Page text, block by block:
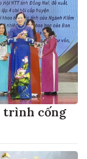
trình cống